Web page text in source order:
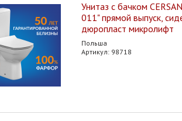
Унитаз с бачком
011" прямой выпуск,
дюропласт микролифт
Польша
Артикул: 98718